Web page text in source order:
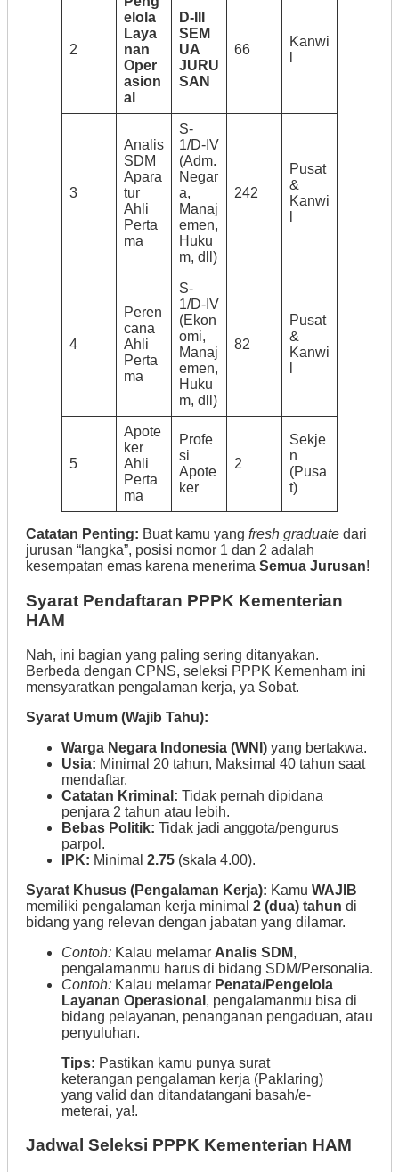
2
elola
Laya
nan
Oper
asion
al
D-III
SEM
UA
JURU
SAN
66
Kanwi
3
Analis
SDM
Apara
tur
Ahli
Perta
ma
S-
1/D-IV
(Adm.
Negar
a,
Manaj
emen,
Huku
m, dll)
242
Pusat
&
Kanwi
4
Peren
cana
Ahli
Perta
ma
S-
1/D-IV
(Ekon
omi,
Manaj
emen,
Huku
m, dll)
82
Pusat
&
Kanwi
5
Apote
ker
Ahli
Perta
ma
Profe
si
Apote
ker
2
Sekje
n
(Pusa
t)
Catatan Penting: Buat kamu yang fresh graduate dari
jurusan “langka”, posisi nomor 1 dan 2 adalah
kesempatan emas karena menerima Semua Jurusan!
Syarat Pendaftaran PPPK Kementerian
HAM
Nah, ini bagian yang paling sering ditanyakan.
Berbeda dengan CPNS, seleksi PPPK Kemenham ini
mensyaratkan pengalaman kerja, ya Sobat.
Syarat Umum (Wajib Tahu):
Warga Negara Indonesia (WNI) yang bertakwa.
Usia: Minimal 20 tahun, Maksimal 40 tahun saat
mendaftar.
Catatan Kriminal: Tidak pernah dipidana
penjara 2 tahun atau lebih.
Bebas Politik: Tidak jadi anggota/pengurus
parpol.
IPK: Minimal 2.75 (skala 4.00).
Syarat Khusus (Pengalaman Kerja): Kamu WAJIB
memiliki pengalaman kerja minimal 2 (dua) tahun di
bidang yang relevan dengan jabatan yang dilamar.
Contoh: Kalau melamar Analis SDM,
pengalamanmu harus di bidang SDM/Personalia.
Contoh: Kalau melamar Penata/Pengelola
Layanan Operasional , pengalamanmu bisa di
bidang pelayanan, penanganan pengaduan, atau
penyuluhan.
Tips: Pastikan kamu punya surat
keterangan pengalaman kerja (Paklaring)
yang valid dan ditandatangani basah/e-
meterai, ya!.
Jadwal Seleksi PPPK Kementerian HAM